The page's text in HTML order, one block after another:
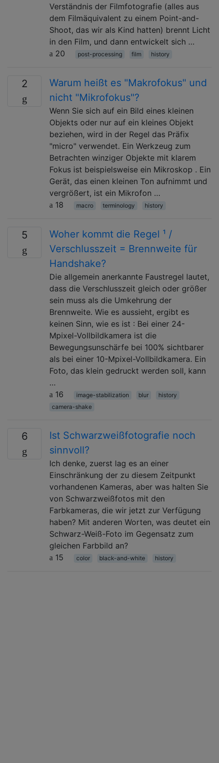
Verständnis der Filmfotografie (alles aus
dem Filmäquivalent zu einem Point-and-
Shoot, das wir als Kind hatten) brennt Licht
in den Film, und dann entwickelt sich …
20
post-processing film history
2
Warum heißt es "Makrofokus" und
nicht "Mikrofokus"?
Wenn Sie sich auf ein Bild eines kleinen
Objekts oder nur auf ein kleines Objekt
beziehen, wird in der Regel das Präfix
"micro" verwendet. Ein Werkzeug zum
Betrachten winziger Objekte mit klarem
Fokus ist beispielsweise ein Mikroskop . Ein
Gerät, das einen kleinen Ton aufnimmt und
vergrößert, ist ein Mikrofon …
18
macro terminology history
5
Woher kommt die Regel ¹ /
Verschlusszeit = Brennweite für
Handshake?
Die allgemein anerkannte Faustregel lautet,
dass die Verschlusszeit gleich oder größer
sein muss als die Umkehrung der
Brennweite. Wie es aussieht, ergibt es
keinen Sinn, wie es ist : Bei einer 24-
Mpixel-Vollbildkamera ist die
Bewegungsunschärfe bei 100% sichtbarer
als bei einer 10-Mpixel-Vollbildkamera. Ein
Foto, das klein gedruckt werden soll, kann
…
16
image-stabilization blur
history
camera-shake
6
Ist Schwarzweißfotografie noch
sinnvoll?
Ich denke, zuerst lag es an einer
Einschränkung der zu diesem Zeitpunkt
vorhandenen Kameras, aber was halten Sie
von Schwarzweißfotos mit den
Farbkameras, die wir jetzt zur Verfügung
haben? Mit anderen Worten, was deutet ein
Schwarz-Weiß-Foto im Gegensatz zum
gleichen Farbbild an?
15
color black-and-white history